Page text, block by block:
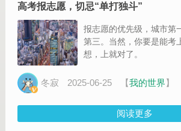
高考报志愿，切忌“单打独斗”
报志愿的优先级，城市第
第三。当然，你要是能考
想，上就对了。
冬寂 2025-06-25 【我的世界】
阅读更多